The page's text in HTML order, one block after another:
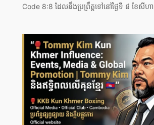
Code 8:8 ដែលនឹងប្រព្រឹត្តទៅនៅថ្ងៃទី ៨ ខែសីហ